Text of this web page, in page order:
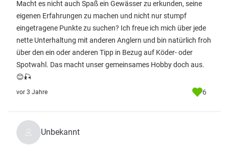
Macht es nicht auch Spaß ein Gewässer zu erkunden, seine
eigenen Erfahrungen zu machen und nicht nur stumpf
eingetragene Punkte zu suchen? Ich freue ich mich über jede
nette Unterhaltung mit anderen Anglern und bin natürlich froh
über den ein oder anderen Tipp in Bezug auf Köder- oder
Spotwahl. Das macht unser gemeinsames Hobby doch aus.
😊🎣
vor 3 Jahre 6
Unbekannt